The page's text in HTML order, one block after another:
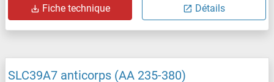
Fiche technique Détails
SLC39A7 anticorps (AA 235-380)